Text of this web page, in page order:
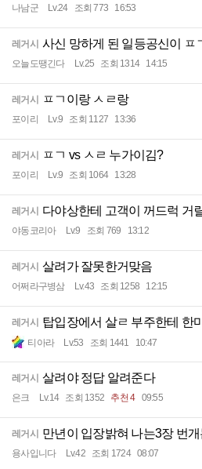
나남군 Lv.24 조회 773 16:53
레거시 사신 망하게 된 일등공신이 ㅍ
오늘도땡긴다 Lv.25 조회 1314 14:15
레거시 ㅍㄱ이랑 ㅅㄹ랑
포이리 Lv.9 조회 1127 13:36
레거시 ㅍㄱ vs ㅅㄹ 누가이김?
포이리 Lv.9 조회 1064 13:28
레거시 다야상한테 고객이 꺼드럭 거
야동코리아 Lv.9 조회 769 13:12
레거시 살려가 잘못한거맞음
어쩌라구병삼 Lv.43 조회 1258 12:15
레거시 탑입장에서 살ㄹ 부주한테 한
티아라 Lv.53 조회 1441 10:47
레거시 살려야 정답 알려준다
은크 Lv.14 조회 1352 추천 4 09:55
레거시 만년이 입장밝혀 나는3장 번
용사입니다 Lv.42 조회 1724 08:07